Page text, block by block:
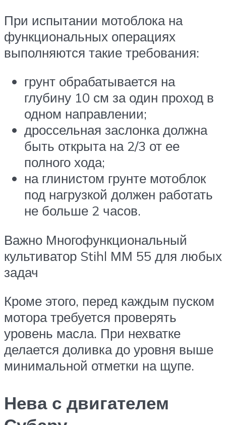
При испытании мотоблока на
функциональных операциях
выполняются такие требования:
грунт обрабатывается на
глубину 10 см за один проход в
одном направлении;
дроссельная заслонка должна
быть открыта на 2/3 от ее
полного хода;
на глинистом грунте мотоблок
под нагрузкой должен работать
не больше 2 часов.
Важно Многофункциональный
культиватор Stihl ММ 55 для любых
задач
Кроме этого, перед каждым пуском
мотора требуется проверять
уровень масла. При нехватке
делается доливка до уровня выше
минимальной отметки на щупе.
Нева с двигателем